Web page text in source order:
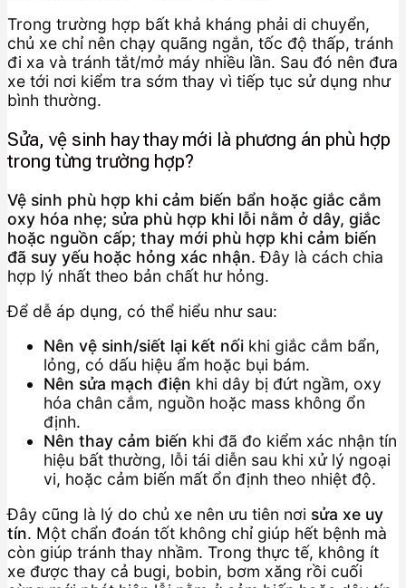
Trong trường hợp bất khả kháng phải di chuyển,
chủ xe chỉ nên chạy quãng ngắn, tốc độ thấp, tránh
đi xa và tránh tắt/mở máy nhiều lần. Sau đó nên đưa
xe tới nơi kiểm tra sớm thay vì tiếp tục sử dụng như
bình thường.
Sửa, vệ sinh hay thay mới là phương án phù hợp
trong từng trường hợp?
Vệ sinh phù hợp khi cảm biến bẩn hoặc giắc cắm
oxy hóa nhẹ; sửa phù hợp khi lỗi nằm ở dây, giắc
hoặc nguồn cấp; thay mới phù hợp khi cảm biến
đã suy yếu hoặc hỏng xác nhận. Đây là cách chia
hợp lý nhất theo bản chất hư hỏng.
Để dễ áp dụng, có thể hiểu như sau:
Nên vệ sinh/siết lại kết nối khi giắc cắm bẩn,
lỏng, có dấu hiệu ẩm hoặc bụi bám.
Nên sửa mạch điện khi dây bị đứt ngầm, oxy
hóa chân cắm, nguồn hoặc mass không ổn
định.
Nên thay cảm biến khi đã đo kiểm xác nhận tín
hiệu bất thường, lỗi tái diễn sau khi xử lý ngoại
vi, hoặc cảm biến mất ổn định theo nhiệt độ.
Đây cũng là lý do chủ xe nên ưu tiên nơi sửa xe uy
tín. Một chẩn đoán tốt không chỉ giúp hết bệnh mà
còn giúp tránh thay nhầm. Trong thực tế, không ít
xe được thay cả bugi, bobin, bơm xăng rồi cuối